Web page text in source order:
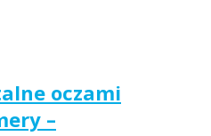
oczami
–